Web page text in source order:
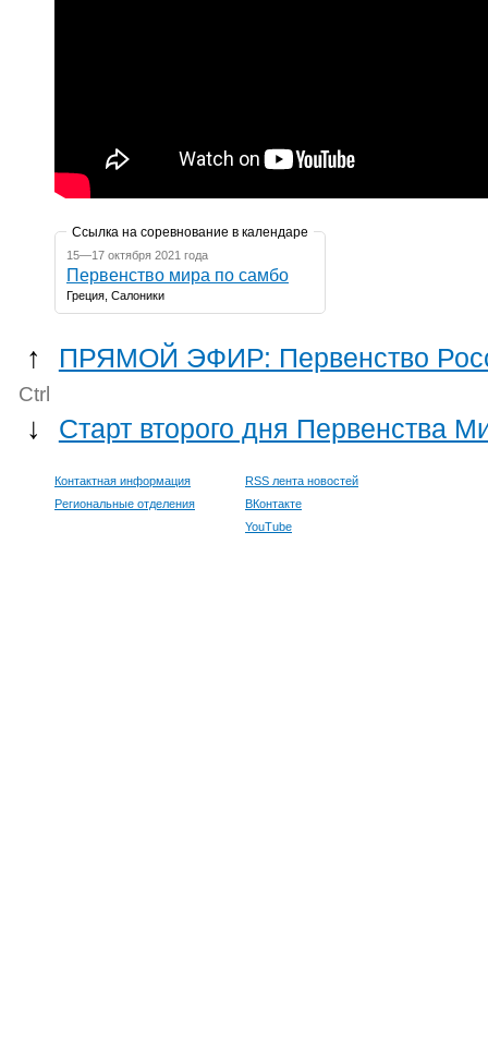
Ссылка на соревнование в календаре
15—17 октября 2021 года
Первенство мира по самбо
Греция, Салоники
↑ ПРЯМОЙ ЭФИР: Первенство
Ctrl
↓ Старт второго дня Первенства
Контактная информация
Региональные отделения
RSS лента новостей
ВКонтакте
YouTube